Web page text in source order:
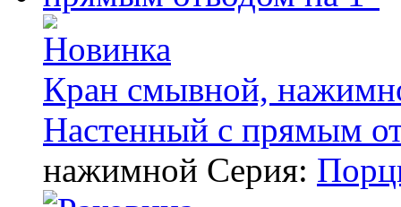
Кран смывной,
Настенный с прямым
нажимной Серия: